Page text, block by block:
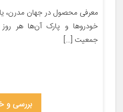
معرفی محصول در جهان مدرن،
خودروها و پارک آن‌ها هر روز
جمعیت […]
بررسی و